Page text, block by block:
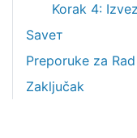
Korak 4:
Savет
Preporuke za
Zaključak